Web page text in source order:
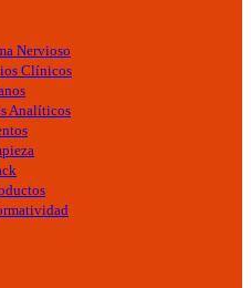
Nervioso
Clínicos
Analíticos